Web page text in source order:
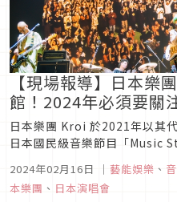
【現場報導】日本樂
館！2024年必須要關
日本樂團 Kroi 於2021年以其
日本國民級音樂節目「Music
2月更三度登場表演新歌〈
2024年必須要關注的日本樂團
2024年02月16日 ｜ 藝能娛樂 、
本樂團 、 日本演唱會